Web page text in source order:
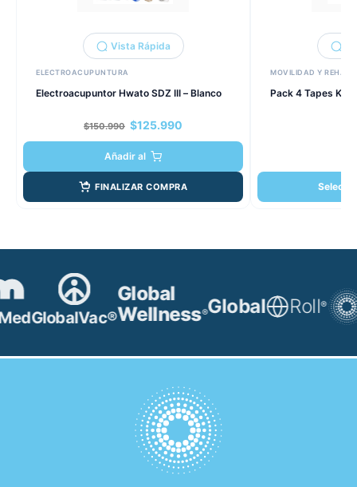
Vista Rápida
ELECTROACUPUNTURA
Electroacupuntor Hwato SDZ III – Blanco
$150.990
El
precio
original
$150.990.
$125.990
El
precio
actual
$125.990.
Añadir al
FINALIZAR COMPRA
MOVILIDAD Y
Pack 4 Tapes
GlobalVac®
Global
Wellness®Global Roll®